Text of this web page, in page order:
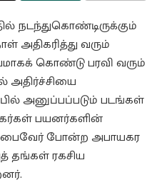
நடந்துகொண்டிருக்கும்
அதிகரித்து வரும்
கொண்டு பரவி வரும்
அதிர்ச்சியை
அனுப்பப்படும் படங்கள்
பயனர்களின்
போன்ற அபாயகர
தங்கள் ரகசிய